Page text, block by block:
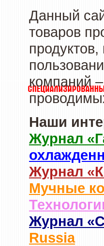
Данный
товаров
компаний
Наши
Журнал
Журнал
Мучные
Журнал
Russia